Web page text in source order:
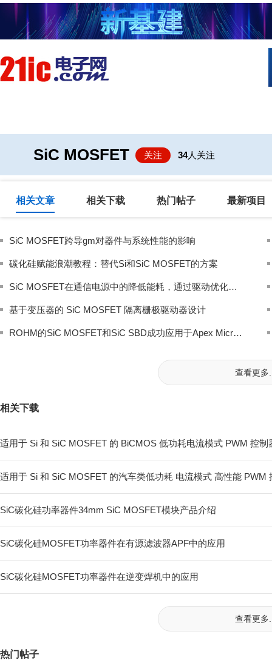
SiC MOSFET 关注 34人关注
相关文章 相关下载 热门帖子 最新项目
SiC MOSFET跨导gm对器件与系统性能的影响
碳化硅赋能浪潮教程：替代Si和SiC MOSFET的方案
SiC MOSFET在通信电源中的降低能耗，通过驱动优化将开关损耗降低70%
基于变压器的 SiC MOSFET 隔离栅极驱动器设计
ROHM的SiC MOSFET和SiC SBD成功应用于Apex Microtechnology的工业设备功率模块系列
查看更多
相关下载
适用于 Si 和 SiC MOSFET 的 BiCMOS 低功耗电流模式 PWM 控制
适用于 Si 和 SiC MOSFET 的汽车类低功耗 电流模式 高性能 PWM
SiC碳化硅功率器件34mm SiC MOSFET模块产品介绍
SiC碳化硅MOSFET功率器件在有源滤波器APF中的应用
SiC碳化硅MOSFET功率器件在逆变焊机中的应用
查看更多
热门帖子